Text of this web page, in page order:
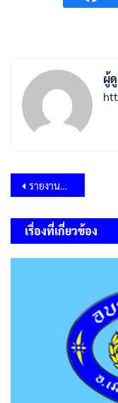
ผู้
แนะแนว
เรื่อง
รายงานผลการดำเนินงานองค์กรสุขภาวะ (Happy Workplace) ประจำปีงบประมาณ พ.ศ.2568
เรื่องที่เกี่ยวข้อง